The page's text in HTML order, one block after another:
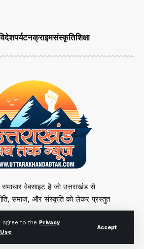
agree to the Privacy
.
Accept
पर्यटनक्राइमसंस्कृतिशिक्षा
वेबसाइट है जो उत्तराखंड से
समाज, और संस्कृति को लेकर प्रस्तुत